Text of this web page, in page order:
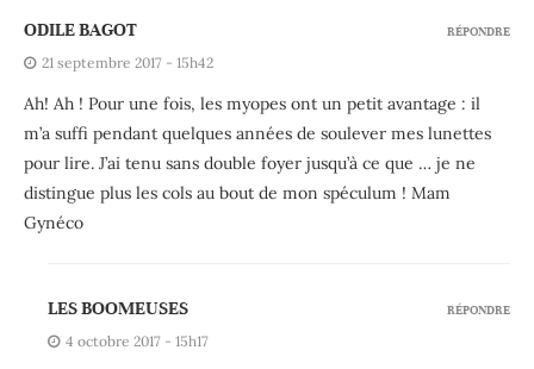
ODILE BAGOT
21 septembre 2017 - 15h42
Ah! Ah ! Pour une fois, les myopes ont un petit avantage : il
m’a suffi pendant quelques années de soulever mes lunettes
pour lire. J’ai tenu sans double foyer jusqu’à ce que … je ne
distingue plus les cols au bout de mon spéculum ! Mam
Gynéco
RÉPONDRE
LES BOOMEUSES
4 octobre 2017 - 15h17
RÉPONDRE